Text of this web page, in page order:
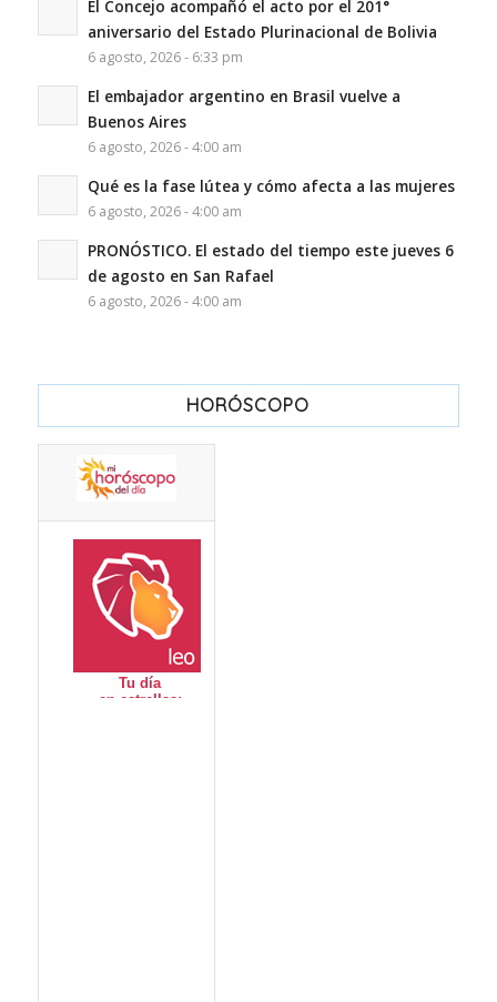
El Concejo acompañó el acto por el 201°
aniversario del Estado Plurinacional de Bolivia
6 agosto, 2026 - 6:33 pm
El embajador argentino en Brasil vuelve a
Buenos Aires
6 agosto, 2026 - 4:00 am
Qué es la fase lútea y cómo afecta a las mujeres
6 agosto, 2026 - 4:00 am
PRONÓSTICO. El estado del tiempo este jueves 6
de agosto en San Rafael
6 agosto, 2026 - 4:00 am
HORÓSCOPO